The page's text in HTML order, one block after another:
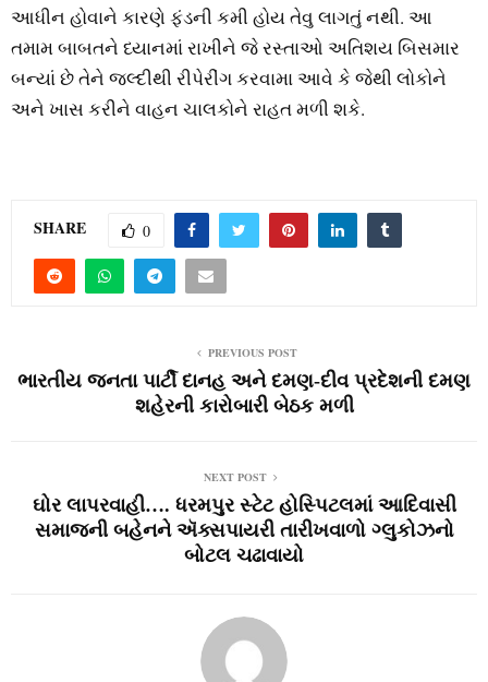
આધીન હોવાને કારણે ફંડની કમી હોય તેવુ લાગતું નથી. આ
તમામ બાબતને ધ્યાનમાં રાખીને જે રસ્તાઓ અતિશય બિસમાર
બન્યાં છે તેને જલ્દીથી રીપેરીંગ કરવામા આવે કે જેથી લોકોને
અને ખાસ કરીને વાહન ચાલકોને રાહત મળી શકે.
SHARE 0
PREVIOUS POST
ભારતીય જનતા પાર્ટી દાનહ અને દમણ-દીવ પ્રદેશની દમણ
શહેરની કારોબારી બેઠક મળી
NEXT POST
ઘોર લાપરવાહી…. ધરમપુર સ્ટેટ હોસ્પિટલમાં આદિવાસી
સમાજની બહેનને ઍક્સપાયરી તારીખવાળો ગ્લુકોઝનો
બોટલ ચઢાવાયો